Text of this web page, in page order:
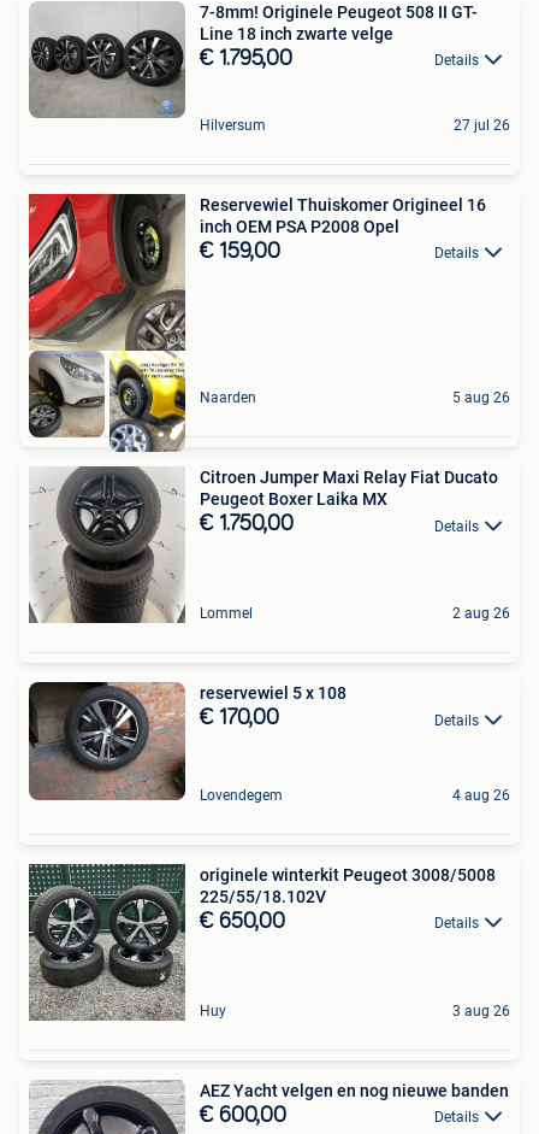
7-8mm! Originele Peugeot 508 II GT-
Line 18 inch zwarte velge
€ 1.795,00 Details
Hilversum 27 jul 26
Reservewiel Thuiskomer Origineel 16
inch OEM PSA P2008 Opel
€ 159,00 Details
Naarden 5 aug 26
Citroen Jumper Maxi Relay Fiat Ducato
Peugeot Boxer Laika MX
€ 1.750,00 Details
Lommel 2 aug 26
reservewiel 5 x 108
€ 170,00 Details
Lovendegem 4 aug 26
originele winterkit Peugeot 3008/5008
225/55/18.102V
€ 650,00 Details
Huy 3 aug 26
AEZ Yacht velgen en nog nieuwe banden
€ 600,00 Details